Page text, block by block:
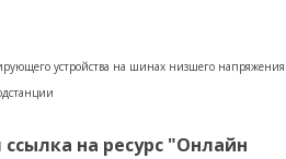
устройства на шинах низшего напряжения
на ресурс "Онлайн